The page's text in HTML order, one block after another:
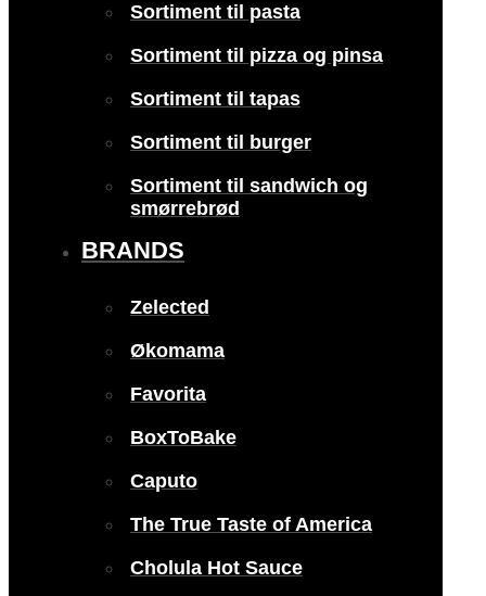
Sortiment til pasta
Sortiment til pizza og pinsa
Sortiment til tapas
Sortiment til burger
Sortiment til sandwich og
smørrebrød
BRANDS
Zelected
Økomama
Favorita
BoxToBake
Caputo
The True Taste of America
Cholula Hot Sauce